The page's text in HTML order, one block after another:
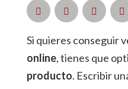
Si quieres conseguir
online, tienes que
producto. Escribir